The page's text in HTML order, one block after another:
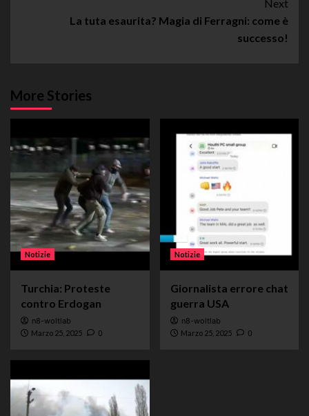
Next
La tuta esaurita? Magia di Ferragni: come è
successo!
More Stories
Notizie
Turchia: Proteste
contro Erdogan
n8-woltlab
Marzo 25, 2025 0
Notizie
Giornalista errore chat
guerra USA
n8-woltlab
Marzo 25, 2025 0